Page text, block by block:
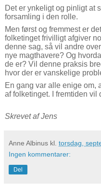
Det er ynkeligt og pinligt at
forsamling i den rolle.
Men først og fremmest er
folketinget frivilligt afgiver
denne sag, så vil andre
nye magthavere? Og
de er? Vil denne praksis
hvor der er vanskelige
En gang var alle enige om,
af folketinget. I fremtiden
Skrevet af Jens
Anne Albinus kl. torsdag,
Ingen kommentarer:
Del